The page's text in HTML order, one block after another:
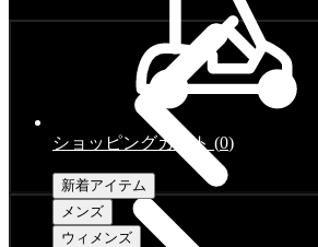
ショッピングカート (0)
新着アイテム
メンズ
ウィメンズ